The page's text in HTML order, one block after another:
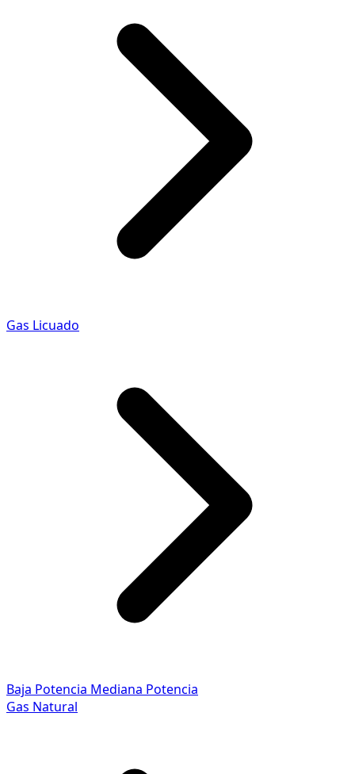
Gas Licuado
Baja Potencia Mediana Potencia
Gas Natural